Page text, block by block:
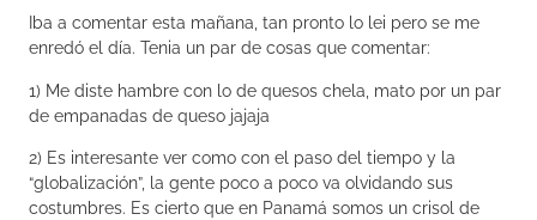
Iba a comentar esta mañana, tan pronto lo lei pero se me
enredó el día. Tenia un par de cosas que comentar:
1) Me diste hambre con lo de quesos chela, mato por un par
de empanadas de queso jajaja
2) Es interesante ver como con el paso del tiempo y la
“globalización”, la gente poco a poco va olvidando sus
costumbres. Es cierto que en Panamá somos un crisol de